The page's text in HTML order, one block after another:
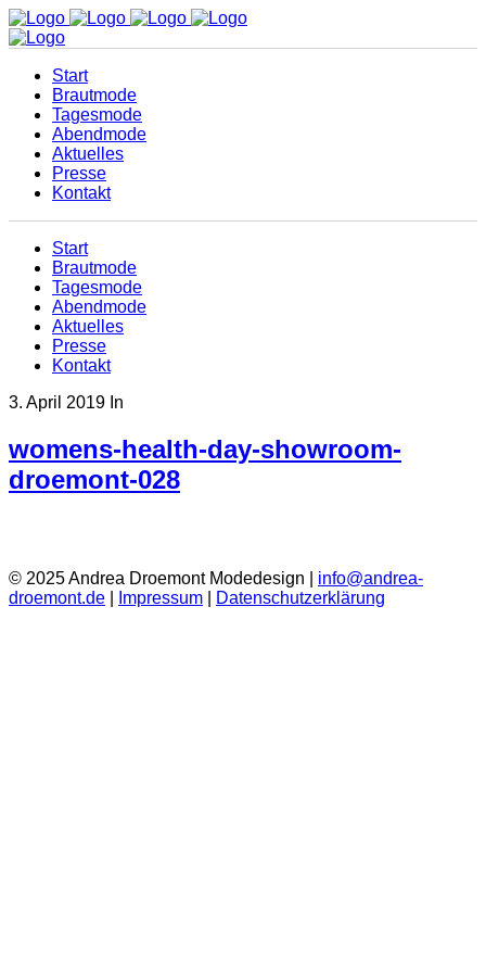
Start
Brautmode
Tagesmode
Abendmode
Aktuelles
Presse
Kontakt
Start
Brautmode
Tagesmode
Abendmode
Aktuelles
Presse
Kontakt
3. April 2019 In
womens-health-day-showroom-
droemont-028
© 2025 Andrea Droemont Modedesign | info@andrea-
droemont.de
Impressum Datenschutzerklärung